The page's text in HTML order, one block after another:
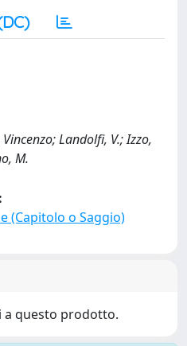
Landolfi, V.; Izzo,
M.
(Capitolo o Saggio)
a questo prodotto.